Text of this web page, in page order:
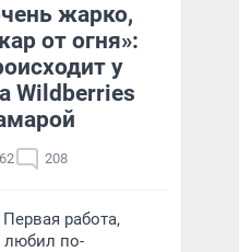
жарко,
от огня»:
у
Wildberries
208
работа,
любил по-